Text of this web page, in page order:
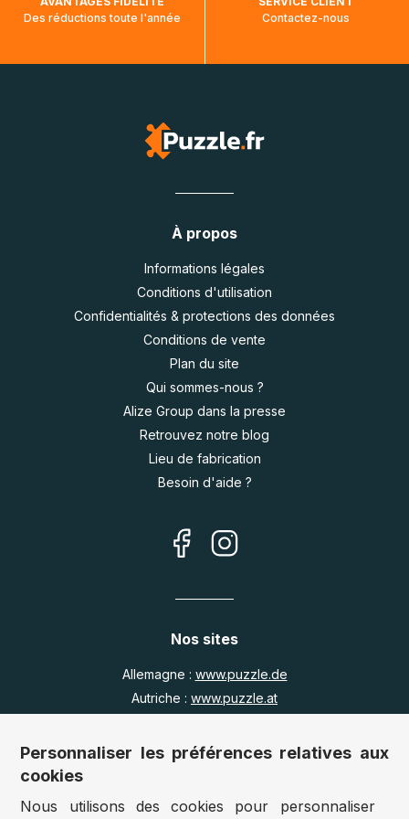
Des réductions toute l'année
Contactez-nous
À propos
Informations légales
Conditions d'utilisation
Confidentialités & protections des données
Conditions de vente
Plan du site
Qui sommes-nous ?
Alize Group dans la presse
Retrouvez notre blog
Lieu de fabrication
Besoin d'aide ?
Nos sites
Allemagne : www.puzzle.de
Autriche : www.puzzle.at
Royaume Uni :
www.jigsawpuzzle.co.uk
Accès revendeurs / détaillants
Personnaliser les préférences relatives aux
cookies
Nous utilisons des cookies pour personnaliser